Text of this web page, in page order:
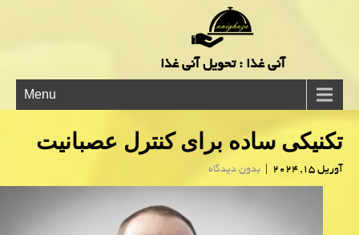
آنی غذا : تحویل آنی غذا
Menu
تکنیکی ساده برای کنترل عصبانیت
آوریل 15, 2024 | بدون دیدگاه